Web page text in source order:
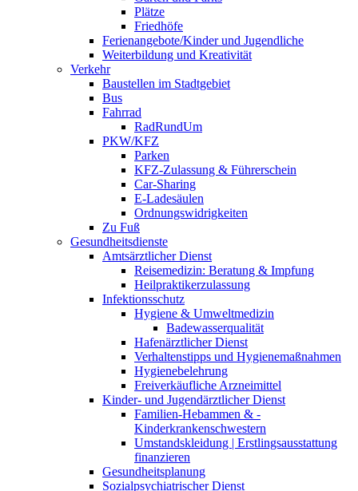
Plätze
Friedhöfe
Ferienangebote/Kinder und Jugendliche
Weiterbildung und Kreativität
Verkehr
Baustellen im Stadtgebiet
Bus
Fahrrad
RadRundUm
PKW/KFZ
Parken
KFZ-Zulassung & Führerschein
Car-Sharing
E-Ladesäulen
Ordnungswidrigkeiten
Zu Fuß
Gesundheitsdienste
Amtsärztlicher Dienst
Reisemedizin: Beratung & Impfung
Heilpraktikerzulassung
Infektionsschutz
Hygiene & Umweltmedizin
Badewasserqualität
Hafenärztlicher Dienst
Verhaltenstipps und Hygienemaßnahmen
Hygienebelehrung
Freiverkäufliche Arzneimittel
Kinder- und Jugendärztlicher Dienst
Familien-Hebammen & -
Kinderkrankenschwestern
Umstandskleidung | Erstlingsausstattung
finanzieren
Gesundheitsplanung
Sozialpsychiatrischer Dienst